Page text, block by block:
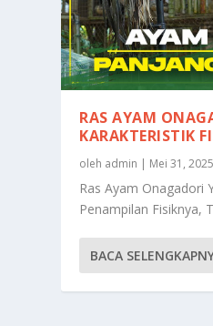
RAS AYAM
KARAKTERISTIK
oleh admin | Mei 31, 2025
Ras Ayam Onagadori
Penampilan Fisiknya,
BACA